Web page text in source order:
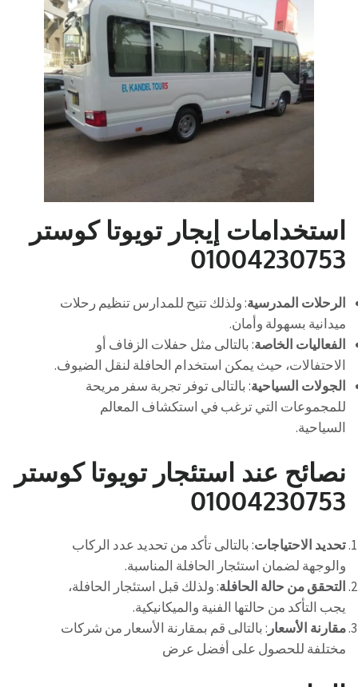
استخدامات إيجار تويوتا كوستر
01004230753
الرحلات المدرسية: ولذلك تتيح للمدارس تنظيم رحلات
ميدانية بسهولة وأمان.
الفعاليات الخاصة: بالتالى مثل حفلات الزفاف أو
الاحتفالات، حيث يمكن استخدام الحافلة لنقل الضيوف.
الجولات السياحية: بالتالى توفر تجربة سفر مريحة
للمجموعات التي ترغب في استكشاف المعالم
السياحية.
نصائح عند استئجار تويوتا كوستر
01004230753
تحديد الاحتياجات: بالتالى تأكد من تحديد عدد الركاب
والوجهة لضمان استئجار الحافلة المناسبة.
التحقق من حالة الحافلة: ولذلك قبل استئجار الحافلة،
يجب التأكد من حالتها الفنية والميكانيكية.
مقارنة الأسعار : بالتالى قم بمقارنة الأسعار من شركات
مختلفة للحصول على أفضل عرض